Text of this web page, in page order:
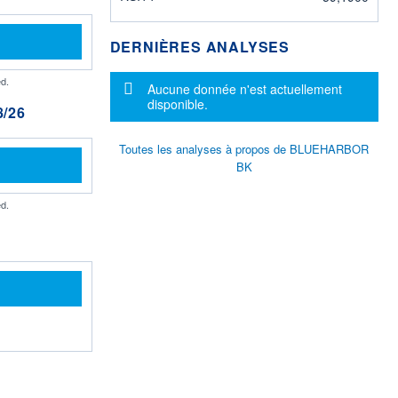
26
DERNIÈRES ANALYSES
Message d'information
Aucune donnée n'est actuellement
disponible.
Toutes les analyses à propos de BLUEHARBOR
BK